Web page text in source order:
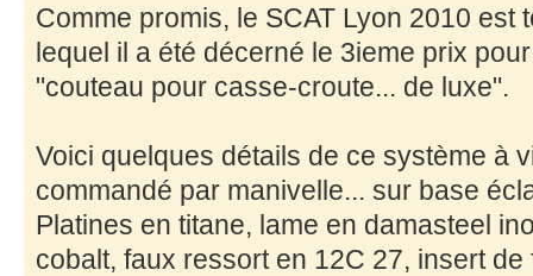
Comme promis, le SCAT Lyon 2010 est
lequel il a été décerné le 3ieme prix
"couteau pour casse-croute... de luxe".
Voici quelques détails de ce système à
commandé par manivelle... sur base
Platines en titane, lame en damasteel
cobalt, faux ressort en 12C 27, insert